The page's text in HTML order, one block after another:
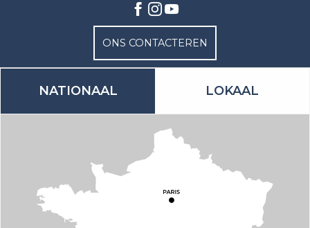
ONS CONTACTEREN
NATIONAAL LOKAAL